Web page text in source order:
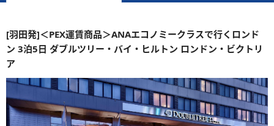
[羽田発]＜PEX運賃商品＞ANAエコノミークラスで行くロンド
ン 3泊5日 ダブルツリー・バイ・ヒルトン ロンドン・ビクトリ
ア